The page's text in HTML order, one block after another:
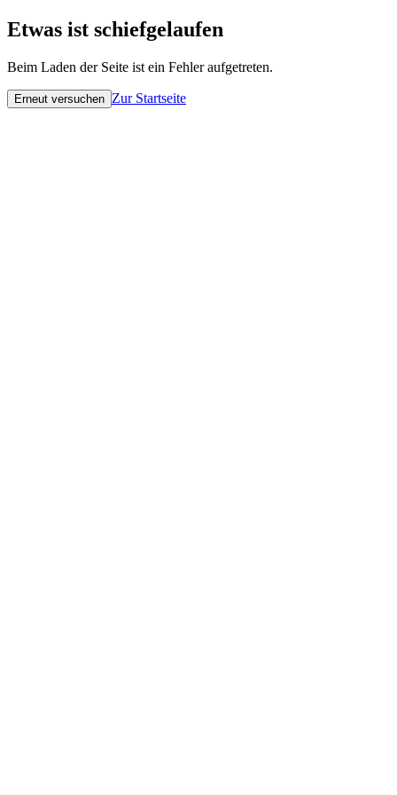
Etwas ist schiefgelaufen
Beim Laden der Seite ist ein Fehler aufgetreten.
Erneut versuchen Zur Startseite